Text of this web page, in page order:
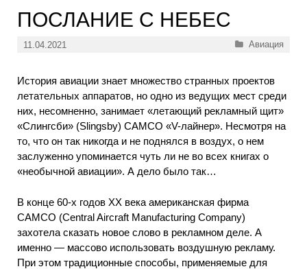
ПОСЛАНИЕ С НЕБЕС
11.04.2021 Рубрики
Авиация
История авиации знает множество странных проектов
летательных аппаратов, но одно из ведущих мест среди
них, несомненно, занимает «летающий рекламный щит»
«Слингсби» (Slingsby) САМСО «V-лайнер». Несмотря на
то, что он так никогда и не поднялся в воздух, о нем
заслуженно упоминается чуть ли не во всех книгах о
«необычной авиации». А дело было так…
В конце 60-х годов XX века американская фирма
САМСО (Central Aircraft Manufacturing Company)
захотела сказать новое слово в рекламном деле. А
именно — массово использовать воздушную рекламу.
При этом традиционные способы, применяемые для